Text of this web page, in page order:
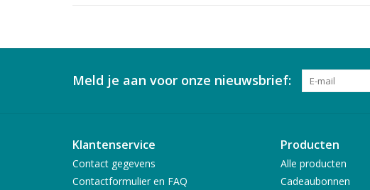
Meld je aan voor onze nieuwsbrief:
Klantenservice
Contact gegevens
Contactformulier en FAQ
Producten
Alle producten
Cadeaubonnen